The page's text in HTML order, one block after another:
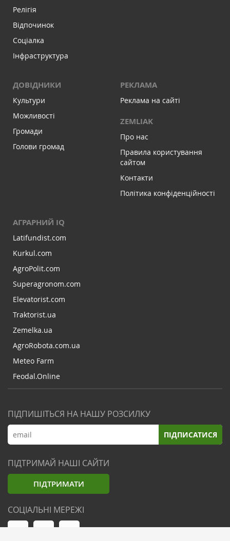
Релігія
Відпочинок
Соціалка
Інфраструктура
ДОВІДНИКИ
Культури
Можливості
Громади
Голови громад
РЕКЛАМА
Реклама на сайті
ZEMLIAK
Про нас
Правила користування
сайтом
Контакти
Політика конфіденційності
АГРАРНИЙ IQ
Latifundist.com
Kurkul.com
AgroPolit.com
Superagronom.com
Elevatorist.com
Traktorist.ua
Zemelka.ua
AgroRobota.com.ua
Meteo Farm
Feodal.Online
ПІДПИШІТЬСЯ НА НАШУ РОЗСИЛКУ
ПІДПИСАТИСЯ
ПІДТРИМАЙ НАШІ САЙТИ
ПІДТРИМАТИ
СОЦІАЛЬНІ МЕРЕЖІ